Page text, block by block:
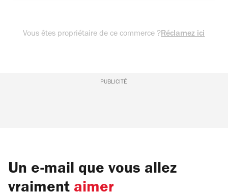
Vous êtes propriétaire de ce commerce ?Réclamez ici
PUBLICITÉ
Un e-mail que vous allez
vraiment aimer